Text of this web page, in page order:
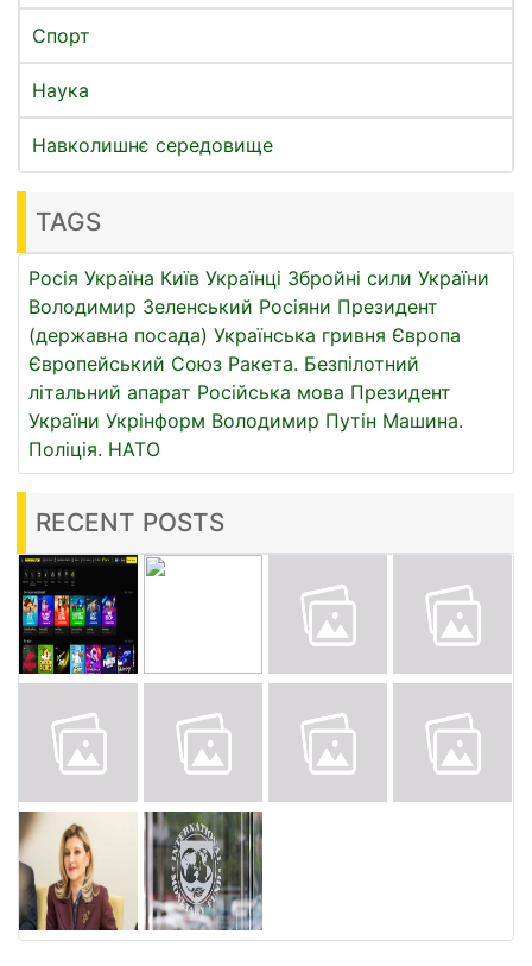
Спорт
Наука
Навколишнє середовище
TAGS
Росія Україна Київ Українці Збройні сили України
Володимир Зеленський Росіяни Президент
(державна посада) Українська гривня Європа
Європейський Союз Ракета. Безпілотний
літальний апарат Російська мова Президент
України Укрінформ Володимир Путін Машина.
Поліція. НАТО
RECENT POSTS